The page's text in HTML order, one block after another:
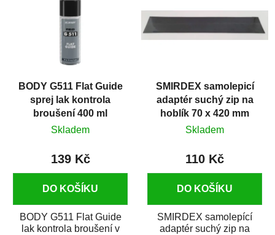
BODY G511 Flat Guide
sprej lak kontrola
broušení 400 ml
Skladem
139 Kč
DO KOŠÍKU
BODY G511 Flat Guide
lak kontrola broušení v
SMIRDEX samolepicí
adaptér suchý zip na
hoblík 70 x 420 mm
bez děr
Skladem
110 Kč
DO KOŠÍKU
SMIRDEX samolepící
adaptér suchý zip na